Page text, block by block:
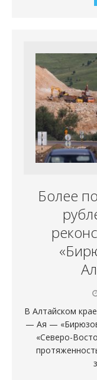
Более
В Алтайском
— Ая —
«Северо-